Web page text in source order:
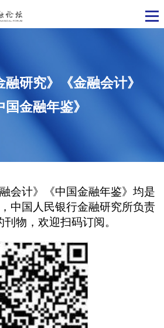
融研究》《金融会计》
国金融年鉴》
融会计》《中国金融年鉴》均
，中国人民银行金融研究所负